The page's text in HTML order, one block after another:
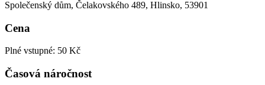
Společenský dům, Čelakovského 489, Hlinsko, 53901
Cena
Plné vstupné: 50 Kč
Časová náročnost